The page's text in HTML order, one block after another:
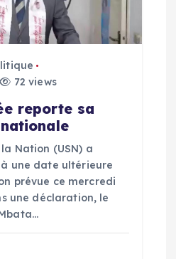
72 views
reporte sa
la Nation (USN) a
une date ultérieure
prévue ce mercredi
une déclaration, le